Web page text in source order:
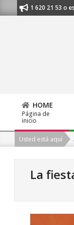
to
al 91 620 21 53 o
Primary
Navigation
Menu
HOME
Página de
inicio
Usted está aquí
La